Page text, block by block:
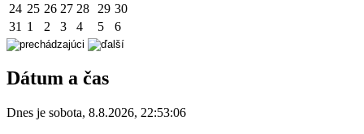
24 25 26 27 28 29 30
31 1 2 3 4 5 6
Dátum a čas
Dnes je sobota, 8.8.2026, 22:53:06